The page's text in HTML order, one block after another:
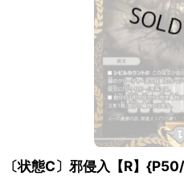
〔状態C〕邪侵入【R】